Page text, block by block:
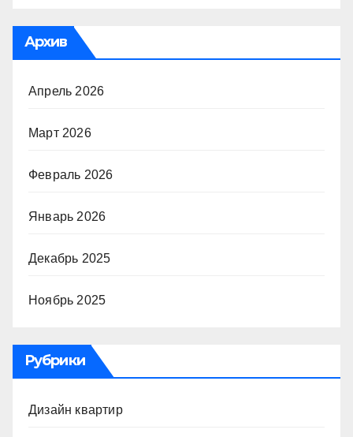
Архив
Апрель 2026
Март 2026
Февраль 2026
Январь 2026
Декабрь 2025
Ноябрь 2025
Рубрики
Дизайн квартир